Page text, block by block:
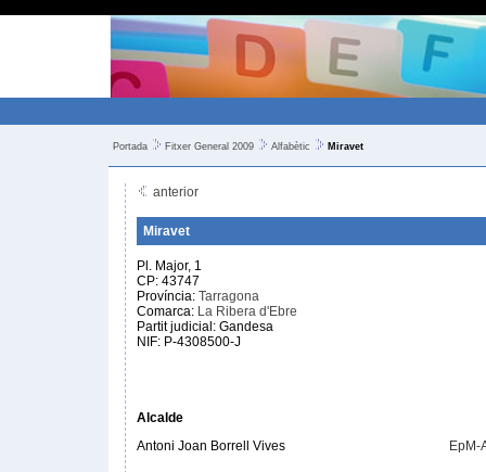
Portada Fitxer General 2009 Alfabètic Miravet
anterior
Miravet
Pl. Major, 1
CP: 43747
Província: Tarragona
Comarca: La Ribera d'Ebre
Partit judicial: Gandesa
NIF: P-4308500-J
Alcalde
Antoni Joan Borrell Vives
EpM-